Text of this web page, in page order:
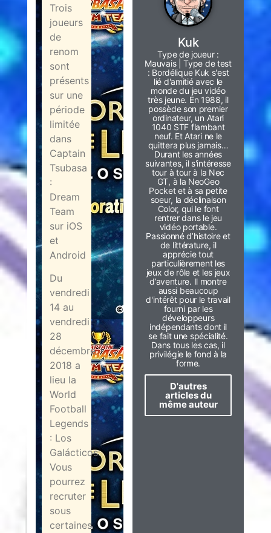
Trois
joueurs
de
renom
sont
présents
sur une
période
limitée
dans
Captain
Tsubasa
:
Dream
Team
sur iOS
et
Android
Du
vendredi
14 au
vendredi
28
décembre
2018 a
lieu la
World
Football
Legends
: Los
Galácticos.
Vous
pourrez
recruter
sous
certaines
Kuk
Type de joueur :
Mauvais | Type de test
: Bordélique Kuk s'est
lié d'amitié avec le
monde du jeu vidéo
très jeune. En 1988, il
possède son premier
ordinateur, un Atari
1040 STF flambant
neuf. Et Atari ne le
quittera plus jamais…
Durant les années
suivantes, il s'intéresse
tour à tour à la Nec
GT, à la NeoGeo
Pocket et à sa petite
soeur, la déclinaison
Color, qui le font
rentrer dans le jeu
vidéo portable.
Passionné d’histoire et
de littérature, il
apprécie tout
particulièrement les
jeux de rôle et les jeux
d’aventure. Il montre
aussi beaucoup
d'intérêt pour le travail
fourni par les
développeurs
indépendants dont il
se fait une spécialité.
Dans tous les cas, il
privilégie le fond à la
forme.
D'autres
articles du
même auteur